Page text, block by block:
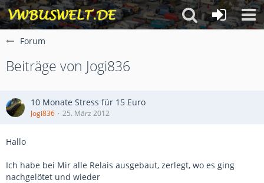
Forum
Beiträge von Jogi836
10 Monate Stress für 15 Euro
Jogi836 25. März 2012
Hallo
Ich habe bei Mir alle Relais ausgebaut, zerlegt, wo es ging
nachgelötet und wieder